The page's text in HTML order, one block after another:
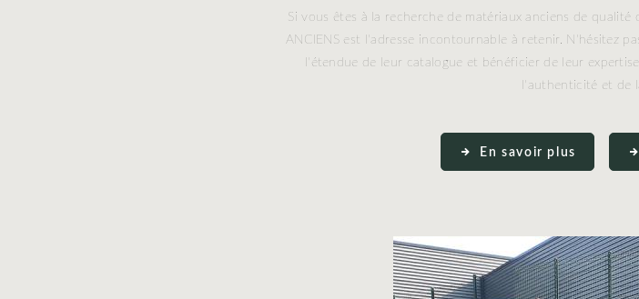
Si vous êtes à la recherche de matériaux anciens de qualité
ANCIENS est l'adresse incontournable à retenir. N'hésitez
l'étendue de leur catalogue et bénéficier de leur
l'authenticité et de
En savoir plus